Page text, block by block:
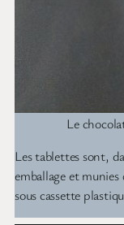
Le
Les tablettes sont,
emballage et munies
sous cassette